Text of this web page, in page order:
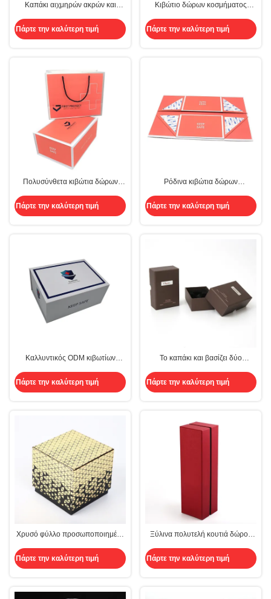
Καπάκι αιχμηρών ακρών και
πολυτέλειας με την καλλυντική
συσκευασία ενθέτων
Πάρτε την καλύτερη τιμή
Κιβώτιο δώρων κοσμήματος
περιδεραίων πολυτέλειας που
τίθεται για το ODM γαμήλιας cmyk
Πάρτε την καλύτερη τιμή
Πολυσύνθετα κιβώτια δώρων
συσκευάζοντας κιβώτιο καπακιών
Πάρτε την καλύτερη τιμή
Ρόδινα κιβώτια δώρων
τίθενται για τα γενέθλια γαμήλιων
Πάρτε την καλύτερη τιμή
Καλλυντικός ODM κιβωτίων
κιβωτίων δώρων πολυτέλειας
Πάρτε την καλύτερη τιμή
Το καπάκι και βασίζει δύο
κομμάτια εγγράφου κιβωτίων με
Πάρτε την καλύτερη τιμή
Χρυσό φύλλο προσωποποιημένο
τεμαχίων άκαμπτο χαρτί με
μαξιλάρι τυλιγμένο μαύρο
Πάρτε την καλύτερη τιμή
Ξύλινα πολυτελή κουτιά δώρου
μεντεσέδες
Πάρτε την καλύτερη τιμή